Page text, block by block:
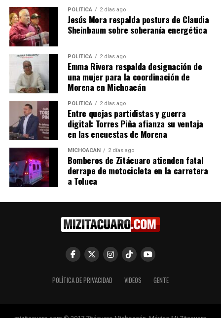
Relacionado
Ayuda SSM a jóvenes a
manejar emociones para
cuidar la salud mental
23 marzo, 2023
En "Michoacán"
SSM capacita a migrantes
como promotores de salud
mental en EU
13 octubre, 2023
En "Michoacán"
POLÍTICA 2 días ago
Jesús Mora respalda postura de Claudia
Sheinbaum sobre soberanía energética
POLÍTICA 2 días ago
Emma Rivera respalda designación de
una mujer para la coordinación de
Morena en Michoacán
POLÍTICA 2 días ago
Entre quejas partidistas y guerra
digital: Torres Piña afianza su ventaja
en las encuestas de Morena
MICHOACÁN 2 días ago
Bomberos de Zitácuaro atienden fatal
derrape de motocicleta en la carretera
a Toluca
POLÍTICA DE PRIVACIDAD VIDEOS GENTE